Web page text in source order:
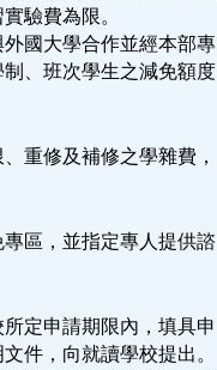
驗費為限。
國大學合作並經本部專
、班次學生之減免額度
重修及補修之學雜費，
區，並指定專人提供諮
定申請期限內，填具申
件，向就讀學校提出。